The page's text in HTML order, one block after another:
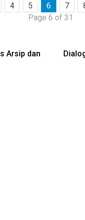
4 5 6 7
Page 6 of 31
Arsip dan